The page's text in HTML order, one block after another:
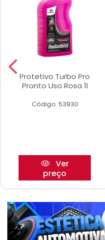
Protetivo Turbo Pro
Pronto Uso Rosa 1l
Código: 53930
Ver
preço